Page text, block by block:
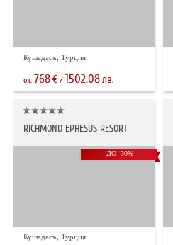
Кушадасъ, Турция
от: 768€/ 1502.08лв.
RICHMOND EPHESUS RESORT
ДО -30%
Кушадасъ, Турция